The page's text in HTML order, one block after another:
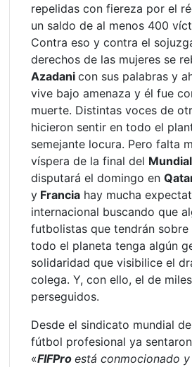
repelidas con fiereza por el
un saldo de al menos 400
Contra eso y contra el
derechos de las mujeres se
Azadanicon sus palabras y
vive bajo amenaza y él fue
muerte. Distintas voces de
hicieron sentir en todo el
semejante locura. Pero falta
víspera de la final del Mundial
disputará el domingo en
y Francia hay mucha
internacional buscando que
futbolistas que tendrán
todo el planeta tenga algún
solidaridad que visibilice el
colega. Y, con ello, el de
perseguidos.
Desde el sindicato mundial
fútbol profesional ya
«FIFProestá conmocionado